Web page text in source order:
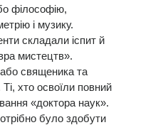
філософію,
і музику.
складали іспит й
мистецтв».
священика та
хто освоїли повний
«доктора наук».
було здобути